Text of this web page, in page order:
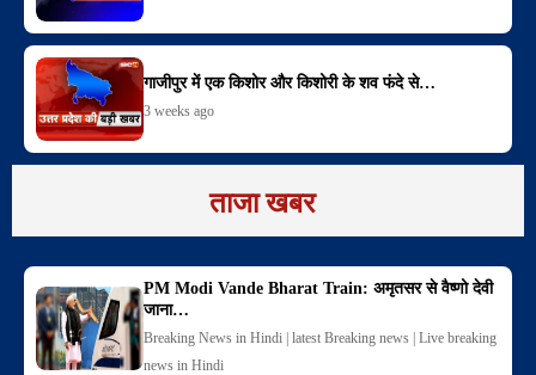
गाजीपुर में एक किशोर और किशोरी के शव फंदे से…
3 weeks ago
ताजा खबर
PM Modi Vande Bharat Train: अमृतसर से वैष्णो देवी
जाना…
Breaking News in Hindi | latest Breaking news | Live breaking
news in Hindi